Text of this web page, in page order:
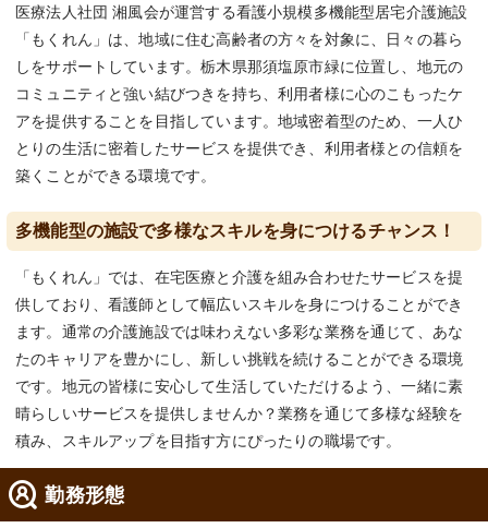
医療法人社団 湘風会が運営する看護小規模多機能型居宅介護施設
「もくれん」は、地域に住む高齢者の方々を対象に、日々の暮ら
しをサポートしています。栃木県那須塩原市緑に位置し、地元の
コミュニティと強い結びつきを持ち、利用者様に心のこもったケ
アを提供することを目指しています。地域密着型のため、一人ひ
とりの生活に密着したサービスを提供でき、利用者様との信頼を
築くことができる環境です。
多機能型の施設で多様なスキルを身につけるチャンス！
「もくれん」では、在宅医療と介護を組み合わせたサービスを提
供しており、看護師として幅広いスキルを身につけることができ
ます。通常の介護施設では味わえない多彩な業務を通じて、あな
たのキャリアを豊かにし、新しい挑戦を続けることができる環境
です。地元の皆様に安心して生活していただけるよう、一緒に素
晴らしいサービスを提供しませんか？業務を通じて多様な経験を
積み、スキルアップを目指す方にぴったりの職場です。
勤務形態